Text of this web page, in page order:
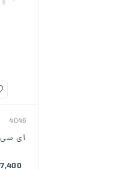
4046
آی سی 4046
797,400